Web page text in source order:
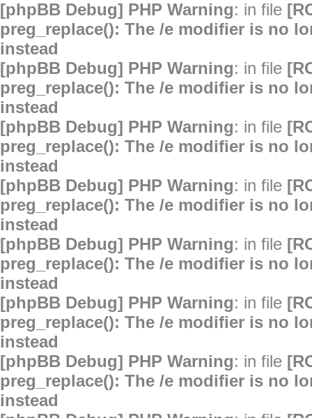
[phpBB Debug] PHP Warning: in file
preg_replace(): The /e modifier is no
instead
[phpBB Debug] PHP Warning: in file
preg_replace(): The /e modifier is no
instead
[phpBB Debug] PHP Warning: in file
preg_replace(): The /e modifier is no
instead
[phpBB Debug] PHP Warning: in file
preg_replace(): The /e modifier is no
instead
[phpBB Debug] PHP Warning: in file
preg_replace(): The /e modifier is no
instead
[phpBB Debug] PHP Warning: in file
preg_replace(): The /e modifier is no
instead
[phpBB Debug] PHP Warning: in file
preg_replace(): The /e modifier is no
instead